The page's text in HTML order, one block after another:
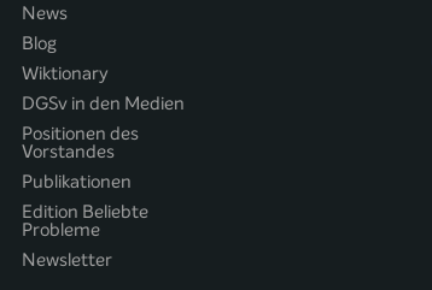
News
Blog
Wiktionary
DGSv in den Medien
Positionen des
Vorstandes
Publikationen
Edition Beliebte
Probleme
Newsletter